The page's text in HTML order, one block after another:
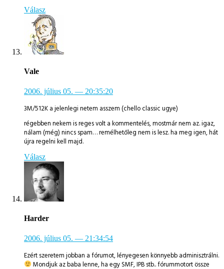
Válasz
Vale
2006. július 05. — 20:35:20
3M/512K a jelenlegi netem asszem (chello classic ugye)
régebben nekem is reges volt a kommentelés, mostmár nem az. igaz,
nálam (még) nincs spam… remélhetőleg nem is lesz. ha meg igen, hát
újra regelni kell majd.
Válasz
Harder
2006. július 05. — 21:34:54
Ezért szeretem jobban a fórumot, lényegesen könnyebb adminisztrálni.
Mondjuk az baba lenne, ha egy SMF, IPB stb.. fórummotort össze